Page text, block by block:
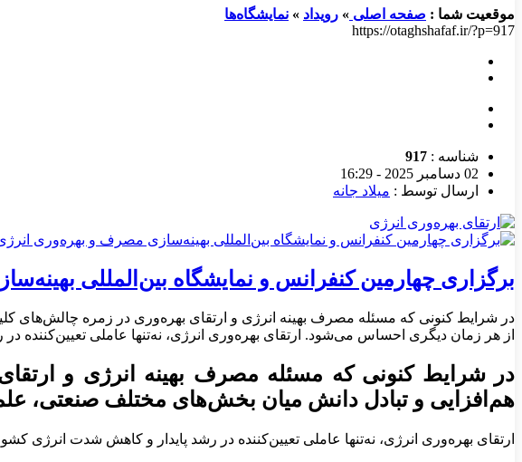
موقعیت شما : صفحه اصلی » رویداد » نمایشگاه‌ها
https://otaghshafaf.ir/?p=917
شناسه : 917
02 دسامبر 2025 - 16:29
ارسال توسط : میلاد جانه
برگزاری چهارمین کنفرانس و نمایشگاه بین‌المللی
در شرایط کنونی که مسئله مصرف بهینه انرژی و ارتقای بهره‌وری در زمره چالش‌های
از هر زمان دیگری احساس می‌شود. ارتقای بهره‌وری انرژی، نه‌تنها عاملی
در شرایط کنونی که مسئله مصرف بهینه انرژی و
هم‌افزایی و تبادل دانش میان بخش‌های مختلف صنعتی،
ارتقای بهره‌وری انرژی، نه‌تنها عاملی تعیین‌کننده در رشد پایدار و کاهش شدت انرژی